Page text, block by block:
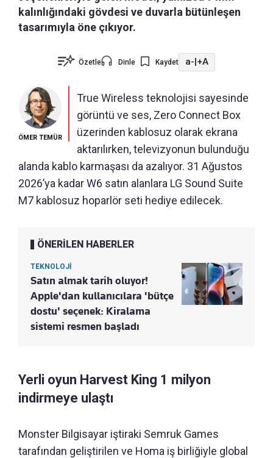
kalınlığındaki gövdesi ve duvarla bütünleşen
tasarımıyla öne çıkıyor.
Özetle Dinle Kaydet a- +A
ÖMER TEMÜR
True Wireless teknolojisi sayesinde
görüntü ve ses, Zero Connect Box
üzerinden kablosuz olarak ekrana
aktarılırken, televizyonun bulunduğu
alanda kablo karmaşası da azalıyor. 31 Ağustos
2026’ya kadar W6 satın alanlara LG Sound Suite
M7 kablosuz hoparlör seti hediye edilecek.
ÖNERİLEN HABERLER
TEKNOLOJİ
Satın almak tarih oluyor!
Apple'dan kullanıcılara 'bütçe
dostu' seçenek: Kiralama
sistemi resmen başladı
Yerli oyun Harvest King 1 milyon
indirmeye ulaştı
Monster Bilgisayar iştiraki Semruk Games
tarafından geliştirilen ve Homa iş birliğiyle global